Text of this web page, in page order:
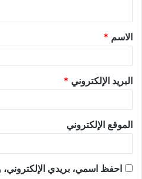
الاسم *
البريد الإلكتروني *
الموقع الإلكتروني
احفظ اسمي، بريدي الإلكتروني،